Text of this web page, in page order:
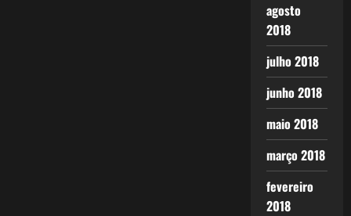
agosto
2018
julho 2018
junho 2018
maio 2018
março 2018
fevereiro
2018